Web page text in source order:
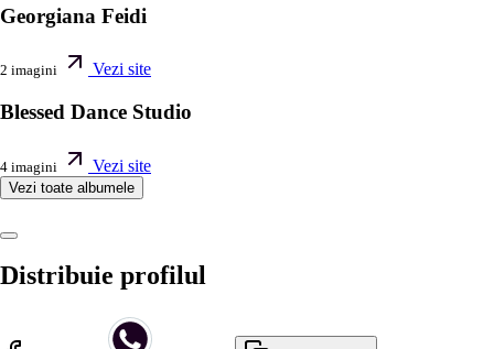
Georgiana Feidi
2 imagini Vezi site
Blessed Dance Studio
4 imagini Vezi site
Vezi toate albumele
Distribuie profilul